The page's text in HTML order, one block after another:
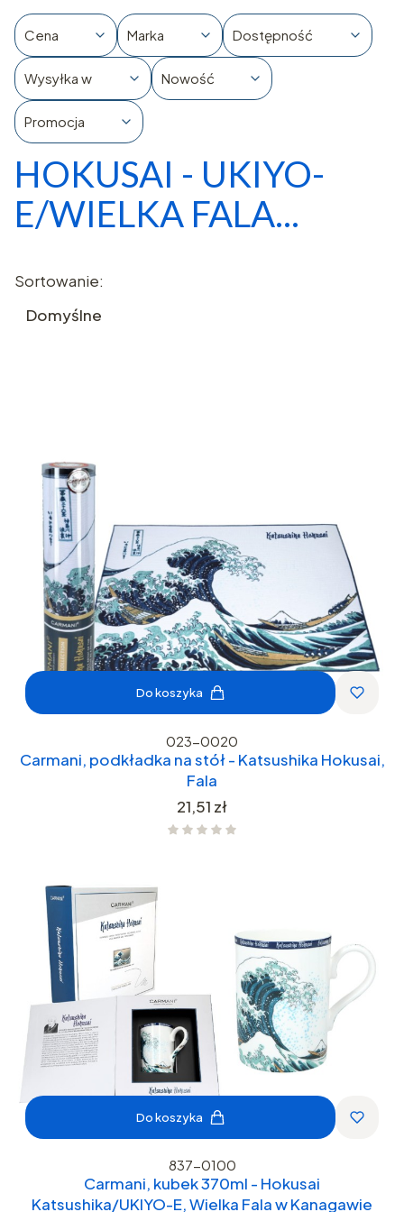
Cena Marka Dostępność
Wysyłka w Nowość
Promocja
Koniec filtrów
HOKUSAI - UKIYO-
E/WIELKA FALA...
Lista produktów
Sortowanie:
Domyślne
Do koszyka
023-0020
Carmani, podkładka na stół - Katsushika Hokusai,
Fala
Cena
21,51 zł
Do koszyka
837-0100
Carmani, kubek 370ml - Hokusai
Katsushika/UKIYO-E, Wielka Fala w Kanagawie